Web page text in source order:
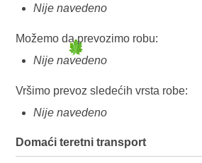
Nije navedeno
Možemo da prevozimo robu:
Nije navedeno
Vršimo prevoz sledećih vrsta robe:
Nije navedeno
Domaći teretni transport